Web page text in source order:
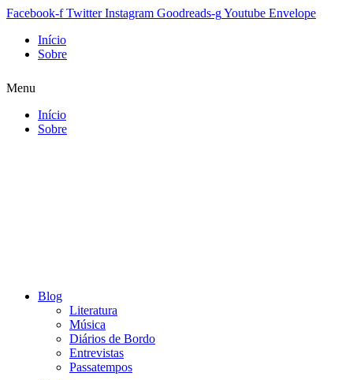
Facebook-f Twitter Instagram Goodreads-gYoutube Envelope
Início
Sobre
Menu
Início
Sobre
Blog
Literatura
Música
Diários de Bordo
Entrevistas
Passatempos